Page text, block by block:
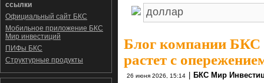
ссылки
Официальный сайт БКС
Мобильное приложение БКС
Мир инвестиций
ПИФы БКС
Структурные продукты
Блог компании БКС
растет с
26 июня 2026, 15:14 БКС Мир